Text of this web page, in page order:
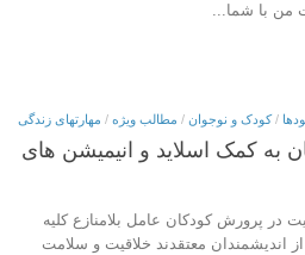
من با شما...
/کودک و نوجوان / مطالب ویژه / مهارتهای زندگی
به کمک اسلاید و انیمیشن های
در پرورش کودکان عامل بلامنازع کلیه
اندیشمندان معتقدند خلاقیت و سلامت